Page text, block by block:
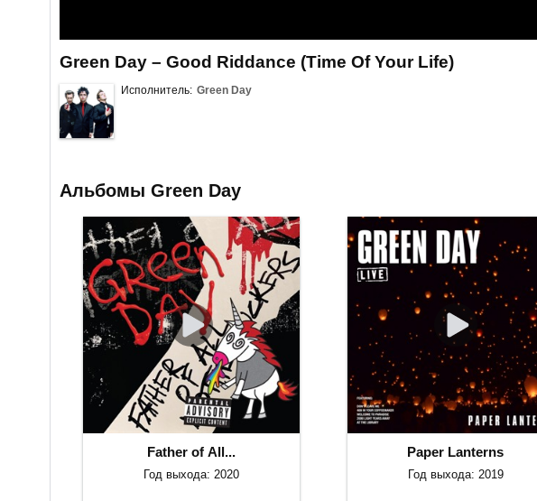
Green Day – Good Riddance (Time Of Your Life)
Исполнитель: Green Day
Альбомы Green Day
Father of All...
Год выхода: 2020
Paper Lanterns
Год выхода: 2019